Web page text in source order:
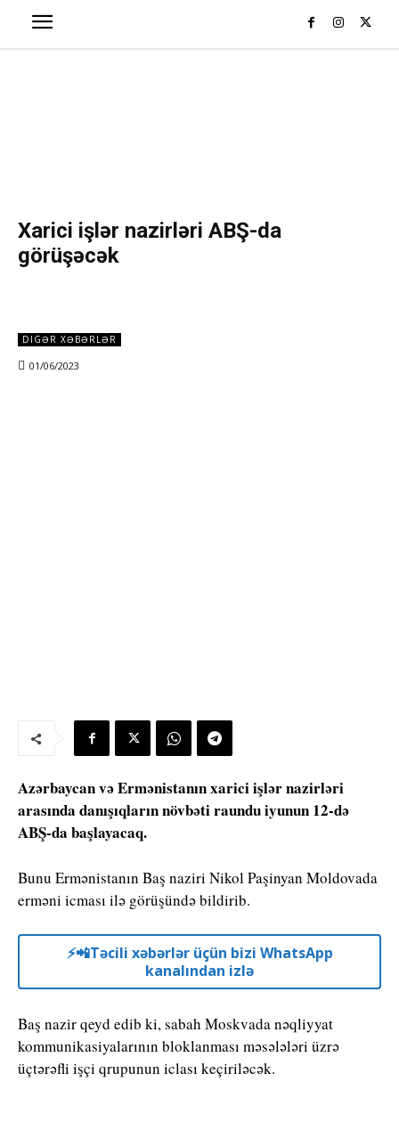
Xarici işlər nazirləri ABŞ-da
görüşəcək
DIGƏR XƏBƏRLƏR
01/06/2023
Azərbaycan və Ermənistanın xarici işlər nazirləri
arasında danışıqların növbəti raundu iyunun 12-də
ABŞ-da başlayacaq.
Bunu Ermənistanın Baş naziri Nikol Paşinyan Moldovada
erməni icması ilə görüşündə bildirib.
⚡️📲Təcili xəbərlər üçün bizi WhatsApp
kanalından izlə
Baş nazir qeyd edib ki, sabah Moskvada nəqliyyat
kommunikasiyalarının bloklanması məsələləri üzrə
üçtərəfli işçi qrupunun iclası keçiriləcək.